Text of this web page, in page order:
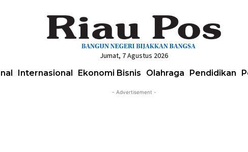
Jumat, 7 Agustus 2026
Internasional Ekonomi Bisnis Olahraga Pendidikan
- Advertisement -